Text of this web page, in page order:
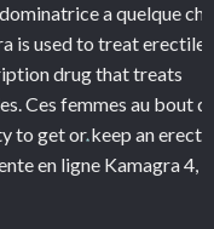
a quelque
is used to treat erectile
drug that treats
Ces femmes au bout
to get or keep an
en ligne Kamagra 4,